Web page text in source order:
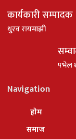
कार्यकारी सम्पादक
धु्रव रायमाझी
पभेल
Navigation
होम
समाज